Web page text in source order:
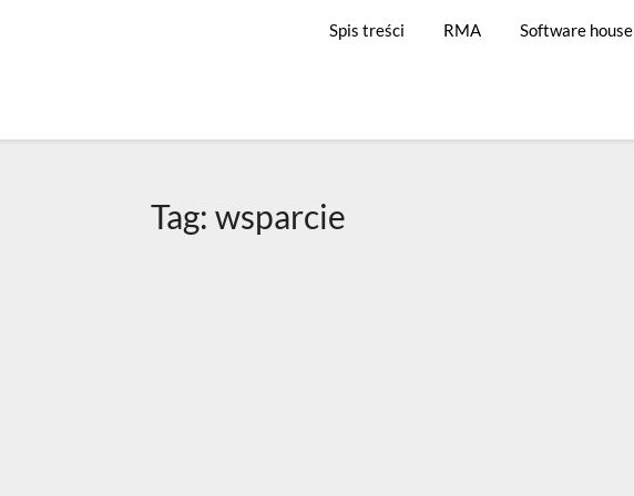
Spis treści RMA Software house
Tag: wsparcie